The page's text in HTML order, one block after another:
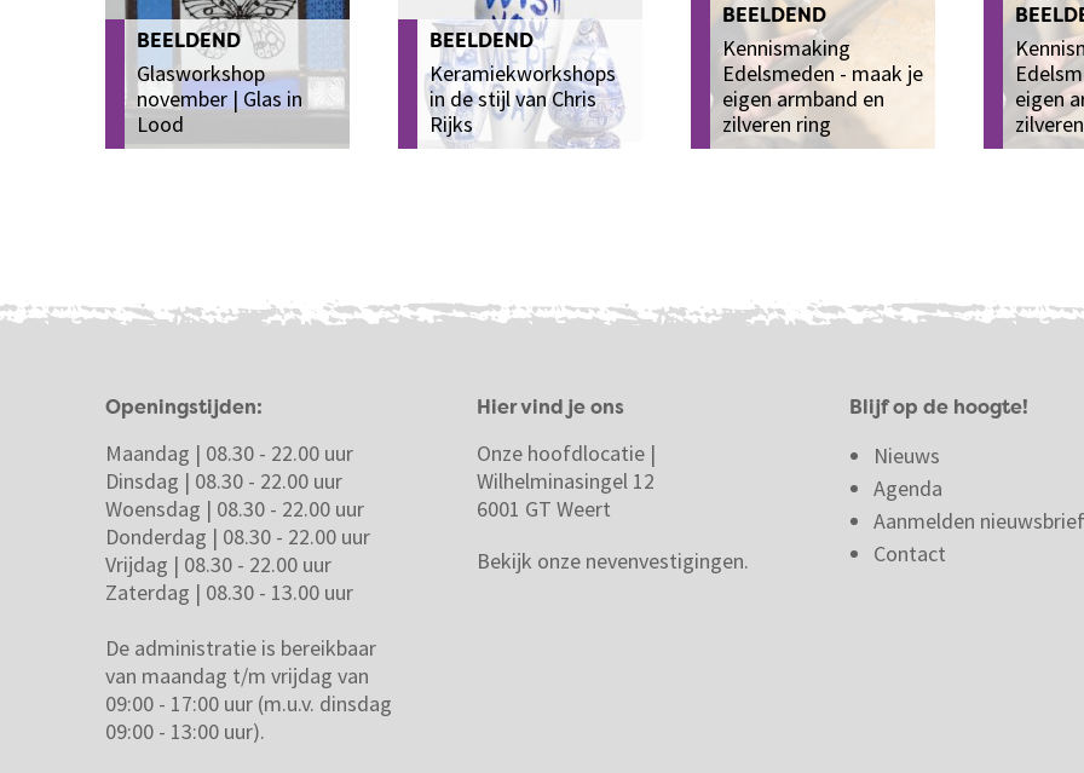
BEELDEND
Glasworkshop
november | Glas in
Lood
BEELDEND
Keramiekworkshops
in de stijl van Chris
Rijks
BEELDEND
Kennismaking
Edelsmeden - maak je
eigen armband en
zilveren ring
eigen
Openingstijden:
Maandag | 08.30 - 22.00 uur
Dinsdag | 08.30 - 22.00 uur
Woensdag | 08.30 - 22.00 uur
Donderdag | 08.30 - 22.00 uur
Vrijdag | 08.30 - 22.00 uur
Zaterdag | 08.30 - 13.00 uur
De administratie is bereikbaar
van maandag t/m vrijdag van
09:00 - 17:00 uur (m.u.v. dinsdag
09:00 - 13:00 uur).
Hier vind je ons
Onze hoofdlocatie |
Wilhelminasingel 12
6001 GT Weert
Bekijk onze nevenvestigingen.
Blijf op de hoogte!
Nieuws
Agenda
Aanmelden nieuwsbrief
Contact